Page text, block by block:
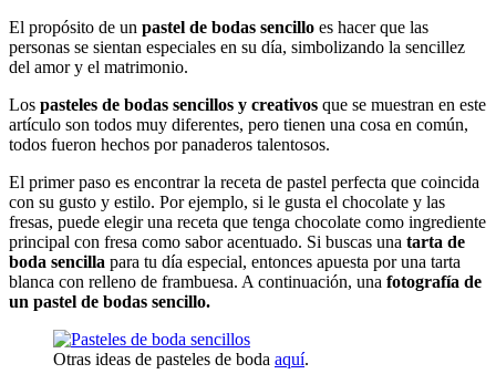
El propósito de un pastel de bodas sencillo es hacer que las
personas se sientan especiales en su día, simbolizando la sencillez
del amor y el matrimonio.
Los pasteles de bodas sencillos y creativos que se muestran en este
artículo son todos muy diferentes, pero tienen una cosa en común,
todos fueron hechos por panaderos talentosos.
El primer paso es encontrar la receta de pastel perfecta que coincida
con su gusto y estilo. Por ejemplo, si le gusta el chocolate y las
fresas, puede elegir una receta que tenga chocolate como ingrediente
principal con fresa como sabor acentuado. Si buscas una tarta de
boda sencilla para tu día especial, entonces apuesta por una tarta
blanca con relleno de frambuesa. A continuación, una fotografía de
un pastel de bodas sencillo.
Otras ideas de pasteles de boda aquí.